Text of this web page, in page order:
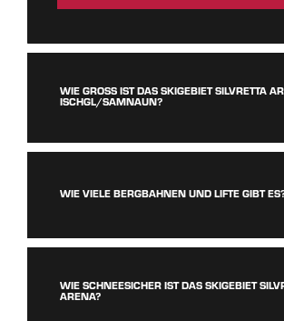
WIE GROSS IST DAS SKIGEBIET SILVRETTA
SCHGL/SAMNAUN?
WIE VIELE BERGBAHNEN UND LIFTE GIBT
WIE SCHNEESICHER IST DAS SKIGEBIET
ARENA?